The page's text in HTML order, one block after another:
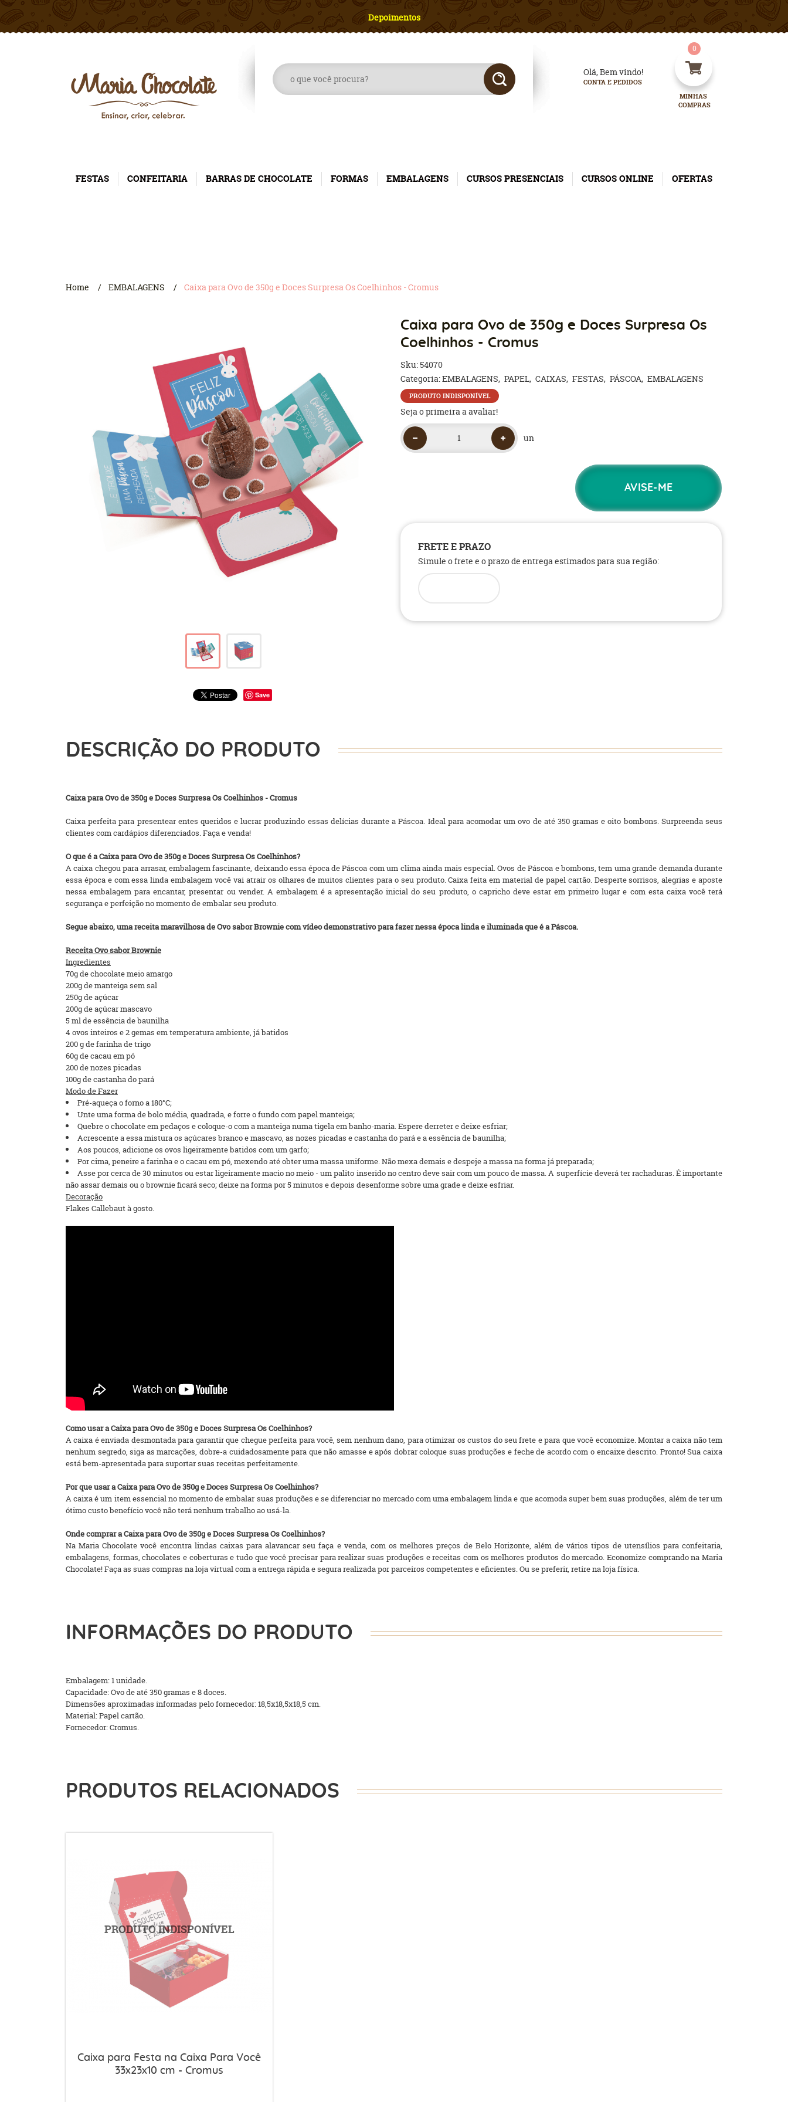
Depoimentos
Olá, Bem vindo!
CONTA E PEDIDOS
MINHAS
COMPRAS
0
FESTAS CONFEITARIA BARRAS DE CHOCOLATE FORMAS EMBALAGENS CURSOS PRESENCIAIS CURSOS ONLINE OFERTAS
Home EMBALAGENS Caixa para Ovo de 350g e Doces Surpresa Os Coelhinhos - Cromus
Save
Caixa para Ovo de 350g e Doces Surpresa Os
Coelhinhos - Cromus
Sku:54070
Categoria:EMBALAGENS PAPEL CAIXAS FESTAS PÁSCOA EMBALAGENS
PRODUTO INDISPONÍVEL
Seja o primeira a avaliar!
un
AVISE-ME
FRETE E PRAZO
Simule o frete e o prazo de entrega estimados para sua região:
DESCRIÇÃO DO PRODUTO
Caixa para Ovo de 350g e Doces Surpresa Os Coelhinhos - Cromus
Caixa perfeita para presentear entes queridos e lucrar produzindo essas delícias durante a Páscoa. Ideal para acomodar um ovo de até 350 gramas e oito bombons. Surpreenda seus
clientes com cardápios diferenciados. Faça e venda!
O que é a Caixa para Ovo de 350g e Doces Surpresa Os Coelhinhos?
A caixa chegou para arrasar, embalagem fascinante, deixando essa época de Páscoa com um clima ainda mais especial. Ovos de Páscoa e bombons, tem uma grande demanda durante
essa época e com essa linda embalagem você vai atrair os olhares de muitos clientes para o seu produto. Caixa feita em material de papel cartão. Desperte sorrisos, alegrias e aposte
nessa embalagem para encantar, presentar ou vender. A embalagem é a apresentação inicial do seu produto, o capricho deve estar em primeiro lugar e com esta caixa você terá
segurança e perfeição no momento de embalar seu produto.
Segue abaixo, uma receita maravilhosa de Ovo sabor Brownie com vídeo demonstrativo para fazer nessa época linda e iluminada que é a Páscoa.
Receita Ovo sabor Brownie
Ingredientes
70g de chocolate meio amargo
200g de manteiga sem sal
250g de açúcar
200g de açúcar mascavo
5 ml de essência de baunilha
4 ovos inteiros e 2 gemas em temperatura ambiente, já batidos
200 g de farinha de trigo
60g de cacau em pó
200 de nozes picadas
100g de castanha do pará
Modo de Fazer
Pré-aqueça o forno a 180°C;
Unte uma forma de bolo média, quadrada, e forre o fundo com papel manteiga;
Quebre o chocolate em pedaços e coloque-o com a manteiga numa tigela em banho-maria. Espere derreter e deixe esfriar;
Acrescente a essa mistura os açúcares branco e mascavo, as nozes picadas e castanha do pará e a essência de baunilha;
Aos poucos, adicione os ovos ligeiramente batidos com um garfo;
Por cima, peneire a farinha e o cacau em pó, mexendo até obter uma massa uniforme. Não mexa demais e despeje a massa na forma já preparada;
Asse por cerca de 30 minutos ou estar ligeiramente macio no meio - um palito inserido no centro deve sair com um pouco de massa. A superfície deverá ter rachaduras. É importante
não assar demais ou o brownie ficará seco; deixe na forma por 5 minutos e depois desenforme sobre uma grade e deixe esfriar.
Decoração
Flakes Callebaut à gosto.
Como usar a Caixa para Ovo de 350g e Doces Surpresa Os Coelhinhos?
A caixa é enviada desmontada para garantir que chegue perfeita para você, sem nenhum dano, para otimizar os custos do seu frete e para que você economize. Montar a caixa não tem
nenhum segredo, siga as marcações, dobre-a cuidadosamente para que não amasse e após dobrar coloque suas produções e feche de acordo com o encaixe descrito. Pronto! Sua caixa
está bem-apresentada para suportar suas receitas perfeitamente.
Por que usar a Caixa para Ovo de 350g e Doces Surpresa Os Coelhinhos?
A caixa é um item essencial no momento de embalar suas produções e se diferenciar no mercado com uma embalagem linda e que acomoda super bem suas produções, além de ter um
ótimo custo benefício você não terá nenhum trabalho ao usá-la.
Onde comprar a Caixa para Ovo de 350g e Doces Surpresa Os Coelhinhos?
Na Maria Chocolate você encontra lindas caixas para alavancar seu faça e venda, com os melhores preços de Belo Horizonte, além de vários tipos de utensílios para confeitaria,
embalagens, formas, chocolates e coberturas e tudo que você precisar para realizar suas produções e receitas com os melhores produtos do mercado. Economize comprando na Maria
Chocolate! Faça as suas compras na loja virtual com a entrega rápida e segura realizada por parceiros competentes e eficientes. Ou se preferir, retire na loja física.
INFORMAÇÕES DO PRODUTO
Embalagem: 1 unidade.
Capacidade: Ovo de até 350 gramas e 8 doces.
Dimensões aproximadas informadas pelo fornecedor: 18,5x18,5x18,5 cm.
Material: Papel cartão.
Fornecedor: Cromus.
PRODUTOS RELACIONADOS
Caixa para Festa na Caixa Para Você
33x23x10 cm - Cromus